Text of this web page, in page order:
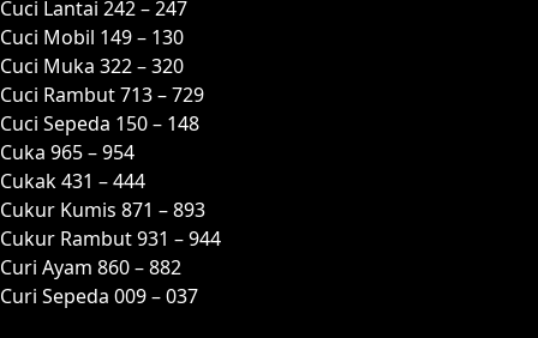
Cuci Lantai 242 – 247
Cuci Mobil 149 – 130
Cuci Muka 322 – 320
Cuci Rambut 713 – 729
Cuci Sepeda 150 – 148
Cuka 965 – 954
Cukak 431 – 444
Cukur Kumis 871 – 893
Cukur Rambut 931 – 944
Curi Ayam 860 – 882
Curi Sepeda 009 – 037